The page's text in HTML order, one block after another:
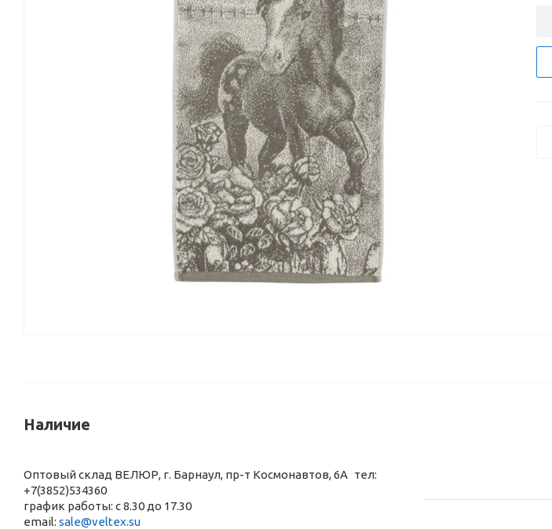
Наличие
Оптовый склад ВЕЛЮР, г. Барнаул, пр-т Космонавтов, 6А тел:
+7(3852)534360
график работы: с 8.30 до 17.30
email: sale@veltex.su